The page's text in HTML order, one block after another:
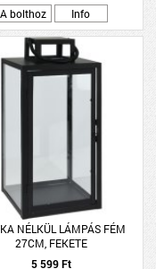
A bolthoz
Info
NÉLKÜL LÁMPÁS FÉM
27CM, FEKETE
5 599 Ft